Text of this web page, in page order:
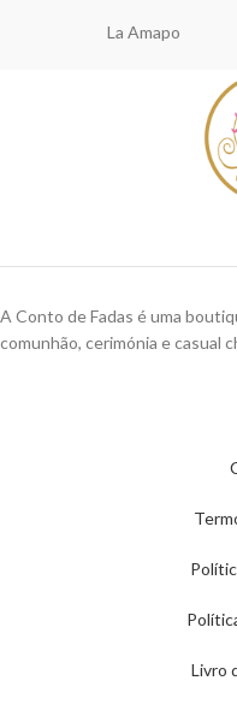
La Amapo
A Conto de Fadas é uma
comunhão, cerimónia e casual
Livro